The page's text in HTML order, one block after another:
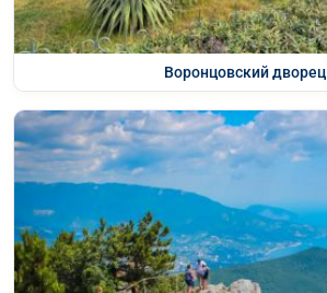
Воронцовский дворец